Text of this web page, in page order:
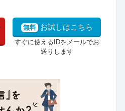
無料 お試しはこちら
すぐに使えるIDをメールでお
送りします